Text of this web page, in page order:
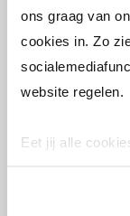
ons graag van
cookies in. Zo
website regelen.
Eet jij alle
cookies mogen
project:
29 maart 2023